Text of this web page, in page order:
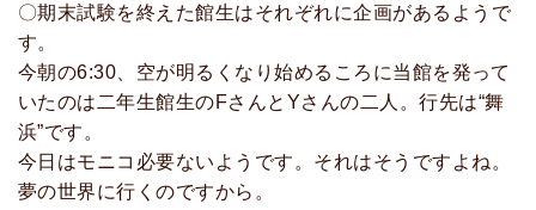
〇期末試験を終えた館生はそれぞれに企画があるようで
す。
今朝の6:30、空が明るくなり始めるころに当館を発って
いたのは二年生館生のFさんとYさんの二人。行先は“舞
浜”です。
今日はモニコ必要ないようです。それはそうですよね。
夢の世界に行くのですから。